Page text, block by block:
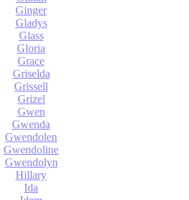
Ginger
Gladys
Glass
Gloria
Grace
Griselda
Grissell
Grizel
Gwen
Gwenda
Gwendolen
Gwendoline
Gwendolyn
Hillary
Ida